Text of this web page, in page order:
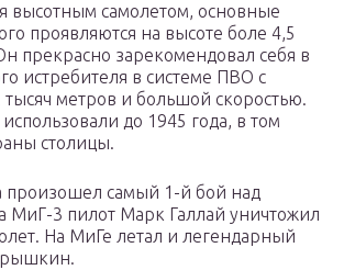
высотным самолетом, основные
проявляются на высоте боле 4,5
прекрасно зарекомендовал себя в
истребителя в системе ПВО с
тысяч метров и большой скоростью.
до 1945 года, в том
столицы.
произошел самый 1-й бой над
МиГ-3 пилот Марк Галлай уничтожил
На МиГе летал и легендарный